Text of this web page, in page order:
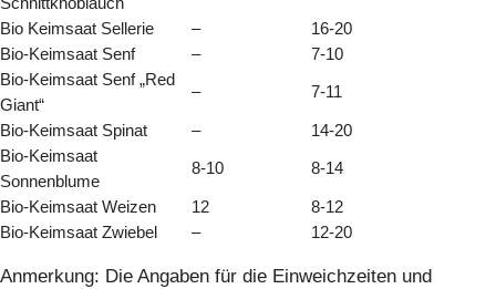
Bio Keimsaat Sellerie
–
16-20
Bio-Keimsaat Senf
–
7-10
Bio-Keimsaat Senf „Red
Giant“
– 7-11
Bio-Keimsaat Spinat –
14-20
Bio-Keimsaat
Sonnenblume
8-10 8-14
Bio-Keimsaat Weizen 12
8-12
Bio-Keimsaat Zwiebel
– 12-20
Anmerkung: Die Angaben für die Einweichzeiten und